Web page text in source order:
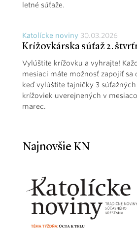
letné súťaže.
Katolícke noviny 30.03.2026
Krížovkárska súťaž 2.
Vylúštite krížovku a vyhrajte!
mesiaci máte možnosť zapojiť sa
keď vylúštite tajničky 3
krížoviek uverejnených v
marec.
Najnovšie KN